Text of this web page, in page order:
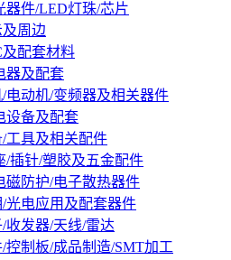
器件/LED灯珠/芯片
周边
及配套材料
器及配套
电动机/变频器及相关器件
设备及配套
/工具及相关配件
/插针/塑胶及五金配件
磁防护/电子散热器件
光电应用及配套器件
收发器/天线/雷达
控制板/成品制造/SMT加工